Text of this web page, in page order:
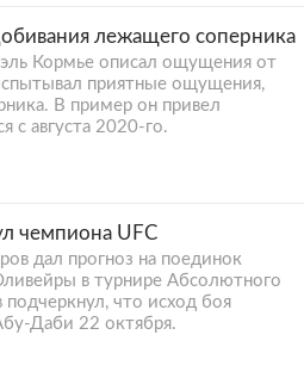
лежащего соперника
Кормье описал ощущения от
приятные ощущения,
В пример он привел
с августа 2020-го.
чемпиона UFC
дал прогноз на поединок
в турнире Абсолютного
подчеркнул, что исход боя
Даби 22 октября.